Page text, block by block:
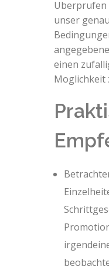
Uberprufen
unser
einen
Moglichkeit